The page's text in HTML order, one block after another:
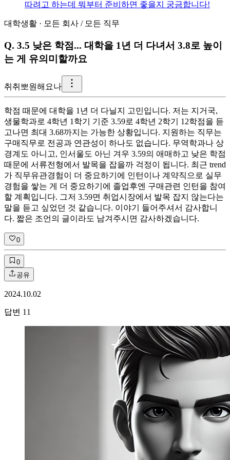
따려고 하는데 뭐부터 준비하면 좋을지 궁금합니다!
대학생활 · 모든 회사 / 모든 직무
Q. 3.5 낮은 학점... 대학을 1년 더 다녀서 3.8로 높이
는 게 유의미할까요
취 취뽀원해요나
학점 때문에 대학을 1년 더 다닐지 고민입니다. 저는 지거국,
생물학과로 4학년 1학기 기준 3.59로 4학년 2학기 12학점을 듣
고나면 최대 3.68까지는 가능한 상황입니다. 지원하는 직무는
구매직무로 전공과 연관성이 하나도 없습니다. 무역학과나 상
경계도 아니고, 인서울도 아닌 겨우 3.59의 애매하고 낮은 학점
때문에 서류전형에서 발목을 잡을까 걱정이 됩니다. 최근 trend
가 직무유관경험이 더 중요하기에 인턴이나 계약직으로 실무
경험을 쌓는 게 더 중요하기에 졸업후엔 구매관련 인턴을 참여
할 계획입니다. 그저 3.59면 취업시장에서 발목 잡지 않는다는
말을 듣고 싶었던 것 같습니다. 이야기 들어주셔서 감사합니
다. 짧은 조언의 글이라도 남겨주시면 감사하겠습니다.
0
0
공유
2024.10.02
답변 11